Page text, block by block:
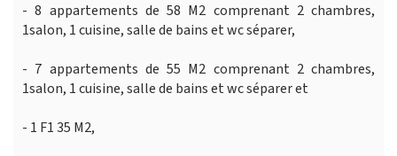
- 8 appartements de 58 M2 comprenant 2 chambres,
1salon, 1 cuisine, salle de bains et wc séparer,
- 7 appartements de 55 M2 comprenant 2 chambres,
1salon, 1 cuisine, salle de bains et wc séparer et
- 1 F1 35 M2,